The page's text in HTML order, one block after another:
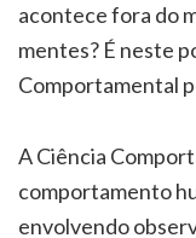
acontece fora do
mentes? É neste
Comportamental
A Ciência
comportamento
envolvendo